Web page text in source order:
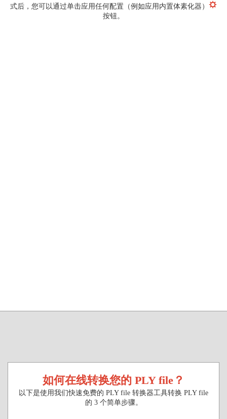
式后，您可以通过单击应用任何配置（例如应用内置体素化器）
按钮。
如何在线转换您的 PLY file？
以下是使用我们快速免费的 PLY file 转换器工具转换 PLY file
的 3 个简单步骤。